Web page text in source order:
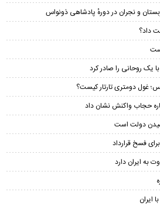
و نجران در دورهٔ پادشاهی ذونواس
داد؟
یک روحانی را صادر کرد
غول دومتری تارتار کیست؟
حجاب واکنش نشان داد
دولت است
فسخ قرارداد
به ایران دارد
ایران